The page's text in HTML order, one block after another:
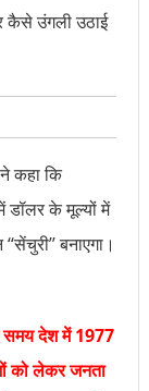
कैसे उंगली उठाई
कहा कि
के मूल्यों में
बनाएगा।
समय देश में 1977
को लेकर जनता